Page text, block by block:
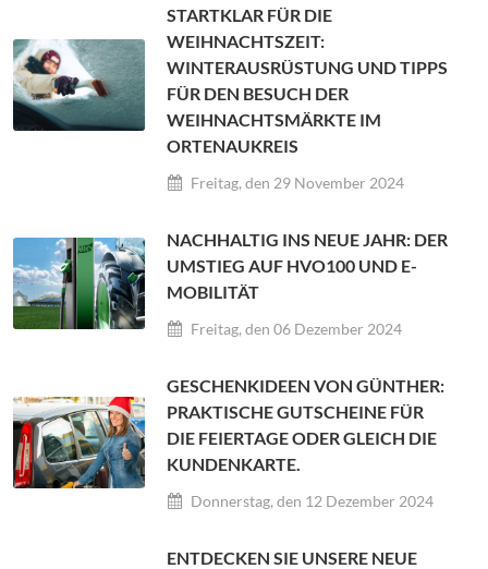
STARTKLAR FÜR DIE
WEIHNACHTSZEIT:
WINTERAUSRÜSTUNG UND TIPPS
FÜR DEN BESUCH DER
WEIHNACHTSMÄRKTE IM
ORTENAUKREIS
Freitag, den 29 November 2024
NACHHALTIG INS NEUE JAHR: DER
UMSTIEG AUF HVO100 UND E-
MOBILITÄT
Freitag, den 06 Dezember 2024
GESCHENKIDEEN VON GÜNTHER:
PRAKTISCHE GUTSCHEINE FÜR
DIE FEIERTAGE ODER GLEICH DIE
KUNDENKARTE.
Donnerstag, den 12 Dezember 2024
ENTDECKEN SIE UNSERE NEUE